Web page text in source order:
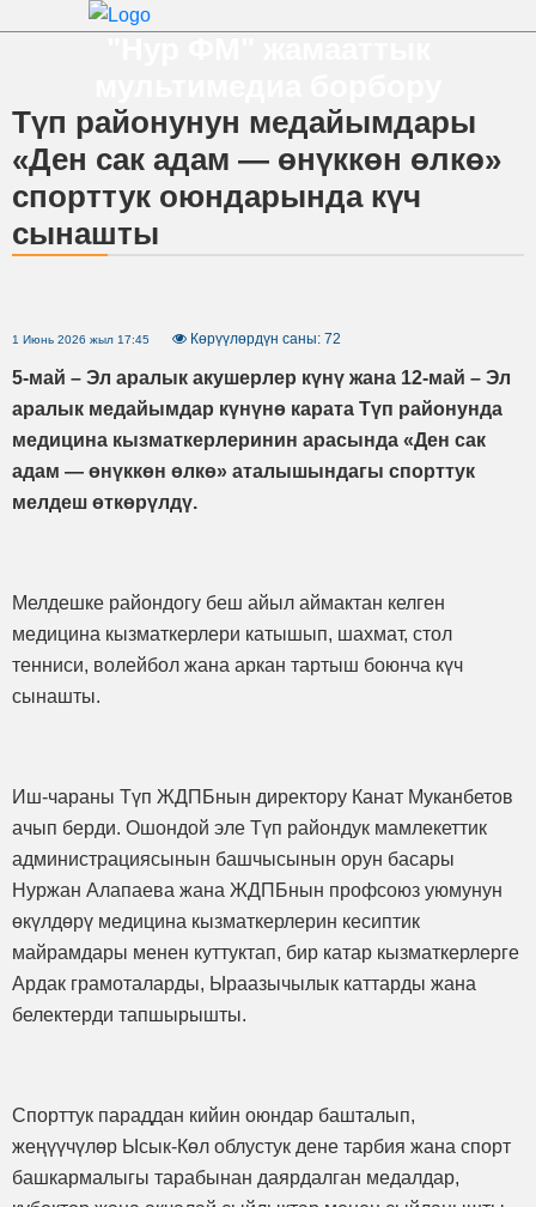
Түп районунун медайымдары
«Ден сак адам — өнүккөн өлкө»
спорттук оюндарында күч
сынашты
1 Июнь 2026 жыл 17:45 Көрүүлөрдүн саны: 72
5-май – Эл аралык акушерлер күнү жана 12-май – Эл
аралык медайымдар күнүнө карата Түп районунда
медицина кызматкерлеринин арасында «Ден сак
адам — өнүккөн өлкө» аталышындагы спорттук
мелдеш өткөрүлдү.
Мелдешке райондогу беш айыл аймактан келген
медицина кызматкерлери катышып, шахмат, стол
тенниси, волейбол жана аркан тартыш боюнча күч
сынашты.
Иш-чараны Түп ЖДПБнын директору Канат Муканбетов
ачып берди. Ошондой эле Түп райондук мамлекеттик
администрациясынын башчысынын орун басары
Нуржан Алапаева жана ЖДПБнын профсоюз уюмунун
өкүлдөрү медицина кызматкерлерин кесиптик
майрамдары менен куттуктап, бир катар кызматкерлерге
Ардак грамоталарды, Ыраазычылык каттарды жана
белектерди тапшырышты.
Спорттук параддан кийин оюндар башталып,
жеңүүчүлөр Ысык-Көл облустук дене тарбия жана спорт
башкармалыгы тарабынан даярдалган медалдар,